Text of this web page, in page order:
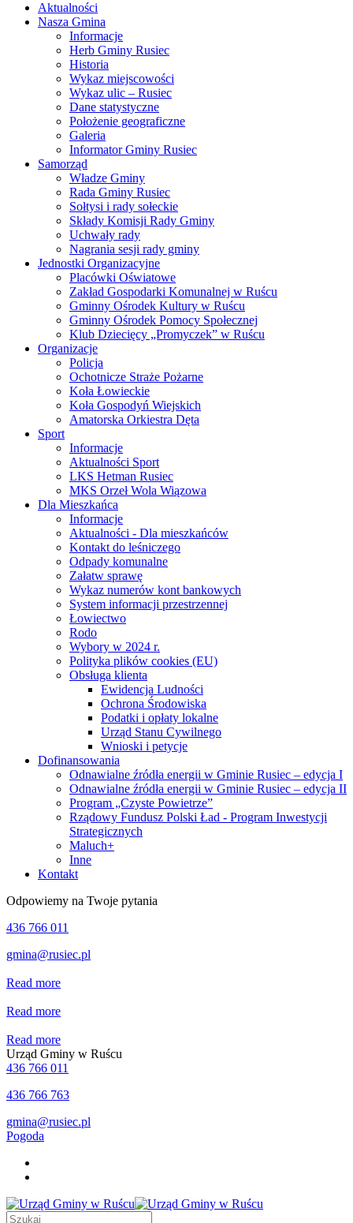
Aktualności
Nasza Gmina
Informacje
Herb Gminy Rusiec
Historia
Wykaz miejscowości
Wykaz ulic – Rusiec
Dane statystyczne
Położenie geograficzne
Galeria
Informator Gminy Rusiec
Samorząd
Władze Gminy
Rada Gminy Rusiec
Sołtysi i rady sołeckie
Składy Komisji Rady Gminy
Uchwały rady
Nagrania sesji rady gminy
Jednostki Organizacyjne
Placówki Oświatowe
Zakład Gospodarki Komunalnej w Ruścu
Gminny Ośrodek Kultury w Ruścu
Gminny Ośrodek Pomocy Społecznej
Klub Dziecięcy „Promyczek” w Ruścu
Organizacje
Policja
Ochotnicze Straże Pożarne
Koła Łowieckie
Koła Gospodyń Wiejskich
Amatorska Orkiestra Dęta
Sport
Informacje
Aktualności Sport
LKS Hetman Rusiec
MKS Orzeł Wola Wiązowa
Dla Mieszkańca
Informacje
Aktualności - Dla mieszkańców
Kontakt do leśniczego
Odpady komunalne
Załatw sprawę
Wykaz numerów kont bankowych
System informacji przestrzennej
Łowiectwo
Rodo
Wybory w 2024 r.
Polityka plików cookies (EU)
Obsługa klienta
Ewidencja Ludności
Ochrona Środowiska
Podatki i opłaty lokalne
Urząd Stanu Cywilnego
Wnioski i petycje
Dofinansowania
Odnawialne źródła energii w Gminie Rusiec – edycja I
Odnawialne źródła energii w Gminie Rusiec – edycja II
Program „Czyste Powietrze”
Rządowy Fundusz Polski Ład - Program Inwestycji
Strategicznych
Maluch+
Inne
Kontakt
Odpowiemy na Twoje pytania
436 766 011
gmina@rusiec.pl
Read more
Read more
Read more
Urząd Gminy w Ruścu
436 766 011
436 766 763
gmina@rusiec.pl
Pogoda